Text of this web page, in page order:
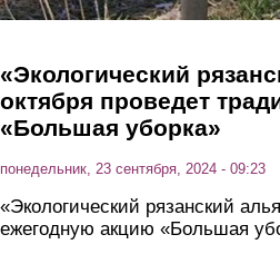
«Экологический
октября проведет
«Большая уборка»
понедельник, 23 сентября, 2024 - 09:23
«Экологический рязанский
ежегодную акцию «Большая